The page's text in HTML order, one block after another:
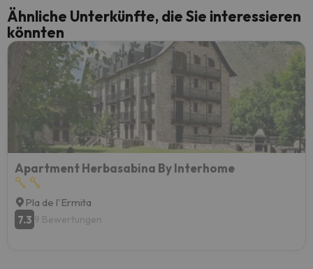
Ähnliche Unterkünfte, die Sie interessieren
könnten
Apartment Herbasabina By Interhome
Pla de l'Ermita
7.3 9 Bewertungen